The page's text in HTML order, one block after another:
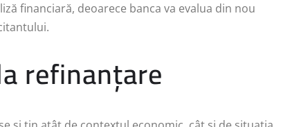
financiară, deoarece banca va evalua din nou
refinanțare